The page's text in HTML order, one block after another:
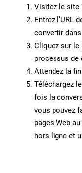
Visitez le site
Entrez l’URL
convertir
Cliquez sur le
processus de
Attendez la
Téléchargez
fois la
vous pouvez
pages Web
hors ligne et